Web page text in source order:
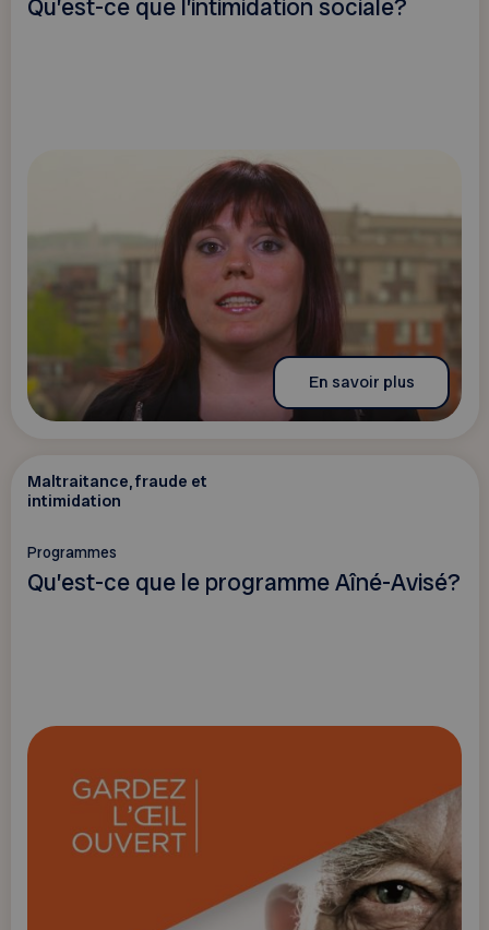
Qu’est-ce que l’intimidation sociale?
En savoir plus
Maltraitance, fraude et
intimidation
Programmes
Qu’est-ce que le programme Aîné-Avisé?